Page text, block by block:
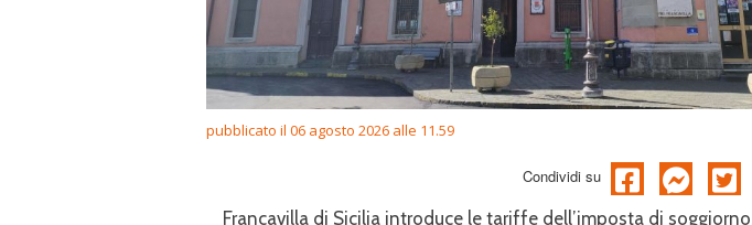
pubblicato il 06 agosto 2026 alle 11.59
Condividi su
Francavilla di Sicilia introduce le tariffe dell’imposta di